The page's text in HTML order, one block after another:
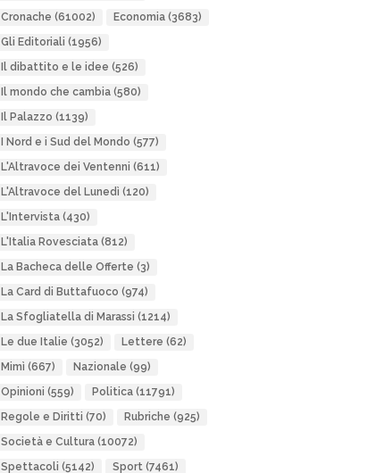
Cronache (61002) Economia(3683)
Gli Editoriali (1956)
Il dibattito e le idee (526)
Il mondo che cambia(580)
Il Palazzo (1139)
I Nord e i Sud del Mondo (577)
L'Altravoce dei Ventenni (611)
L'Altravoce del Lunedì (120)
L'Intervista(430)
L'Italia Rovesciata(812)
La Bacheca delle Offerte (3)
La Card di Buttafuoco (974)
La Sfogliatella di Marassi (1214)
Le due Italie (3052) Lettere (62)
Mimì (667) Nazionale (99)
Opinioni (559) Politica(11791)
Regole e Diritti (70) Rubriche (925)
Società e Cultura(10072)
Spettacoli (5142) Sport(7461)